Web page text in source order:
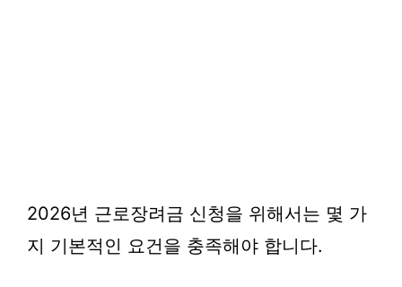
2026년 근로장려금 신청을 위해서는 몇 가
지 기본적인 요건을 충족해야 합니다.